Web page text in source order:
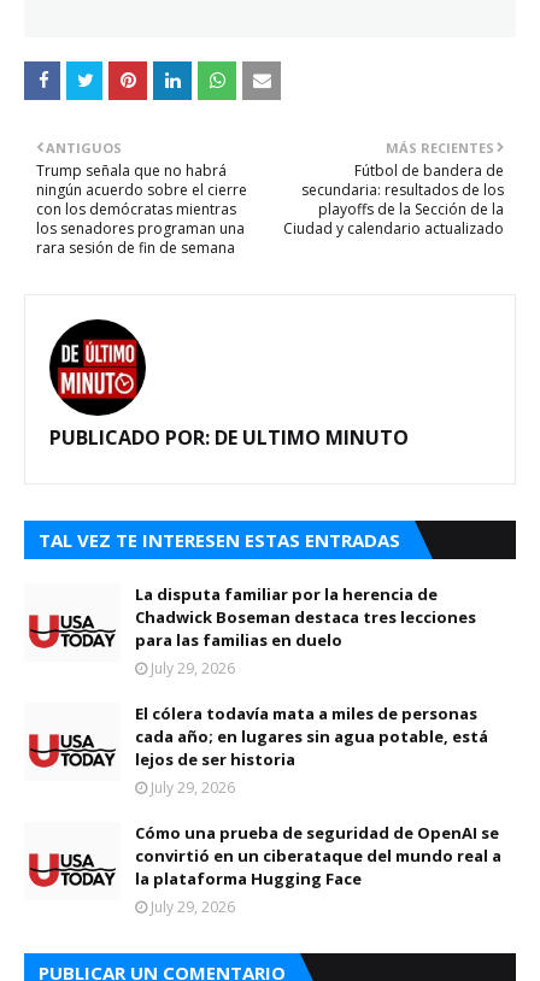
MÁS RECIENTES
Fútbol de bandera de
secundaria: resultados de los
playoffs de la Sección de la
Ciudad y calendario actualizado
ANTIGUOS
Trump señala que no habrá
ningún acuerdo sobre el cierre
con los demócratas mientras
los senadores programan una
rara sesión de fin de semana
PUBLICADO POR: DE ULTIMO MINUTO
TAL VEZ TE INTERESEN ESTAS ENTRADAS
La disputa familiar por la herencia de
Chadwick Boseman destaca tres lecciones
para las familias en duelo
July 29, 2026
El cólera todavía mata a miles de personas
cada año; en lugares sin agua potable, está
lejos de ser historia
July 29, 2026
Cómo una prueba de seguridad de OpenAI se
convirtió en un ciberataque del mundo real a
la plataforma Hugging Face
July 29, 2026
PUBLICAR UN COMENTARIO